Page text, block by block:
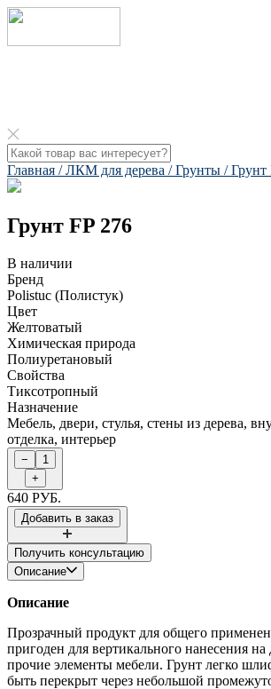
Главная /ЛКМ для дерева /Грунты /Грунт
Грунт FP 276​
В наличии
Бренд
Polistuc (Полистук)
Цвет
Желтоватый
Химическая природа
Полиуретановый
Свойства
Тиксотропный
Назначение
Мебель, двери, стулья, стены из дерева,
отделка, интерьер
640 РУБ.
Получить консультацию
Описание
Описание
Прозрачный продукт для общего
пригоден для вертикального нанесения
прочие элементы мебели. Грунт легко
быть перекрыт через небольшой